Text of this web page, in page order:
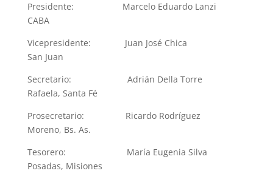
​Presidente: Marcelo Eduardo Lanzi
CABA
Vicepresidente: Juan José Chica
San Juan
Secretario: Adrián Della Torre
Rafaela, Santa Fé
Prosecretario: Ricardo Rodríguez
Moreno, Bs. As.
Tesorero:
María Eugenia Silva
Posadas, Misiones